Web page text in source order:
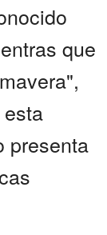
que
presenta